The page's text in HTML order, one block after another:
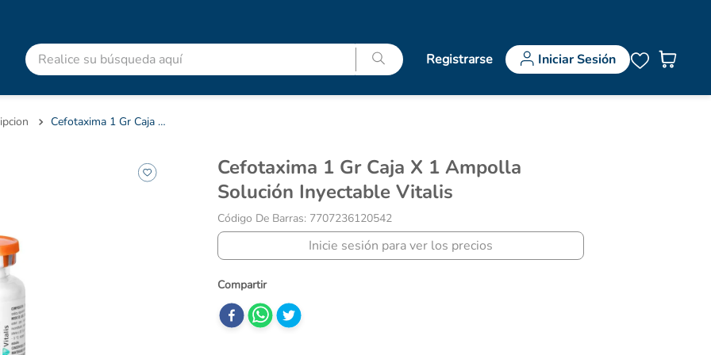
Realice su búsqueda aquí
Registrarse Iniciar Sesión
Cefotaxima 1 Gr Caja X 1 Ampolla Solución Inyectable Vitalis
Cefotaxima 1 Gr Caja X 1 Ampolla
Solución Inyectable Vitalis
Código De Barras: 7707236120542
Inicie sesión para ver los precios
advitabs
pedialyte
dolex
desodorante
clotrimazol